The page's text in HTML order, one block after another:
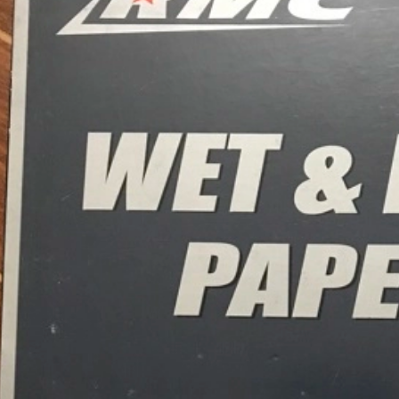
Quốc (Hawk), Kích thước
31/07/2026
Giấy nhám P320
nhập khẩu Hàn Quốc
hiệu Hawk, nhập khẩu
Hàn Quốc
tờ A4
27/07/2026
Nhám xốp hạ cam, độ
75mmx...
25/07/2026
Nhám xốp dạng tấm to